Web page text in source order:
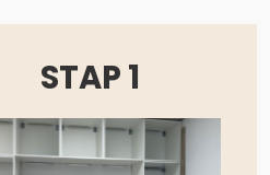
STAP 1